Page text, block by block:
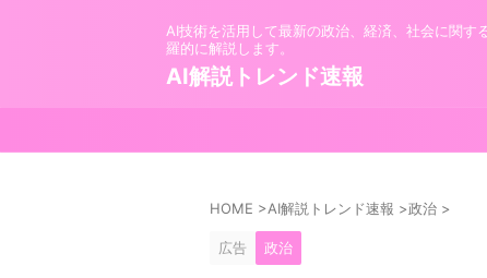
AI技術を活用して最新の政治、経済、社会に関す
羅的に解説します。
AI解説トレンド速報
HOME >AI解説トレンド速報 >政治 >
広告 政治